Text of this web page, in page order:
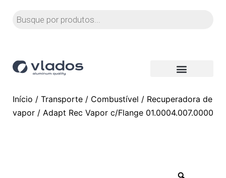
Início / Transporte / Combustível / Recuperadora de
vapor / Adapt Rec Vapor c/Flange 01.0004.007.0000